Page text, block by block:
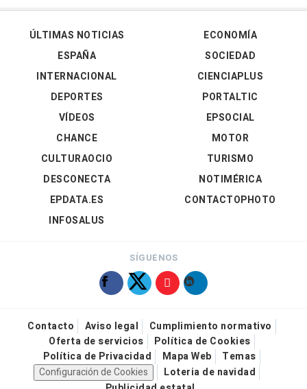
ÚLTIMAS NOTICIAS
ESPAÑA
INTERNACIONAL
DEPORTES
VÍDEOS
ECONOMÍA
SOCIEDAD
CIENCIAPLUS
PORTALTIC
EPSOCIAL
CHANCE
CULTURAOCIO
DESCONECTA
EPDATA.ES
INFOSALUS
MOTOR
TURISMO
NOTIMÉRICA
CONTACTOPHOTO
SÍGUENOS
Contacto Aviso legal
Cumplimiento normativo
Oferta de servicios
Política de Cookies
Política de Privacidad
Mapa Web
Temas
Configuración de Cookies
Loteria de navidad